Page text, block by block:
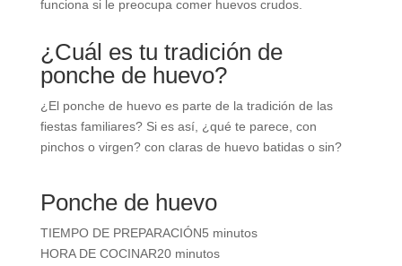
funciona si le preocupa comer huevos crudos.
¿Cuál es tu tradición de
ponche de huevo?
¿El ponche de huevo es parte de la tradición de las
fiestas familiares? Si es así, ¿qué te parece, con
pinchos o virgen? con claras de huevo batidas o sin?
Ponche de huevo
TIEMPO DE PREPARACIÓN5 minutos
HORA DE COCINAR20 minutos